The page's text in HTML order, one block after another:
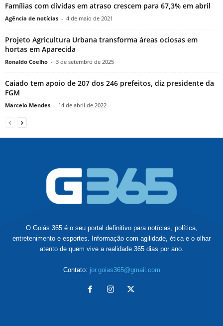
Famílias com dívidas em atraso crescem para 67,3% em abril
Agência de notícias - 4 de maio de 2021
Projeto Agricultura Urbana transforma áreas ociosas em
hortas em Aparecida
Ronaldo Coelho - 3 de setembro de 2025
Caiado tem apoio de 207 dos 246 prefeitos, diz presidente da
FGM
Marcelo Mendes - 14 de abril de 2022
O Goiás 365 é o seu portal definitivo para notícias, política,
entretenimento e esportes. Informação com agilidade, ética e o olhar
atento de quem vive a realidade 365 dias por ano.
Contato: jor.goias365@gmail.com